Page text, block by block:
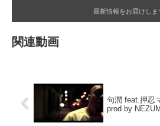
最新情報をお届けしま
関連動画
句潤 feat.押忍
prod by